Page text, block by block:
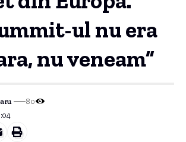
ul nu era
nu veneam”
80